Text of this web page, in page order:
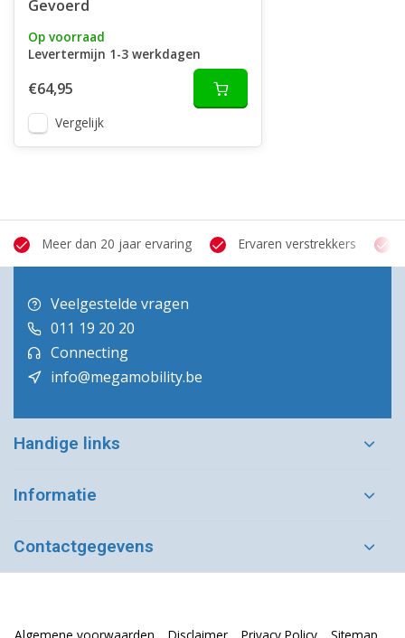
Gevoerd
Op voorraad
Levertermijn 1-3 werkdagen
€64,95
Vergelijk
Meer dan 20 jaar ervaring Ervaren verstrekkers
Veelgestelde vragen
011 19 20 20
Connecting
info@megamobility.be
Handige links
Informatie
Contactgegevens